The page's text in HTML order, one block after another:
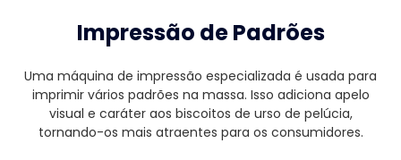
Impressão de Padrões
Uma máquina de impressão especializada é usada para
imprimir vários padrões na massa. Isso adiciona apelo
visual e caráter aos biscoitos de urso de pelúcia,
tornando-os mais atraentes para os consumidores.